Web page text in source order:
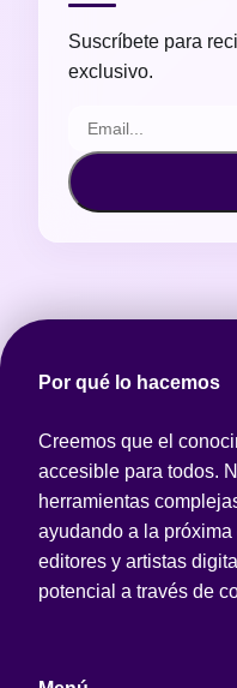
Suscríbete para
exclusivo.
Por qué lo hacemos
Creemos que el
accesible para todos.
herramientas
ayudando a la
editores y artistas
potencial a través de